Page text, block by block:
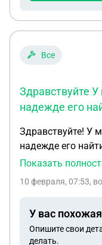
задания.
Все
Здравствуйте
надежде его
Здравствуйте! У
надежде его
который якобы
были вопросы
последнего
пропал дата
Показать
10 февраля, 07:53,
У вас
Опишите свои
делать.